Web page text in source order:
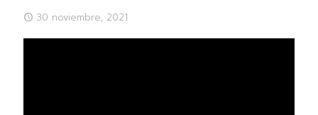
30 noviembre, 2021